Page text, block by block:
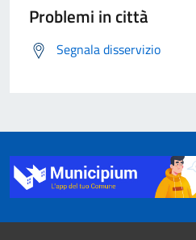
Problemi in città
Segnala disservizio